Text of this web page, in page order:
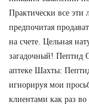
Практически все эти
предпочитая
на счете. Цельная
загадочный! Пептид
аптеке Шахты:
игнорируя мои
клиентами как раз